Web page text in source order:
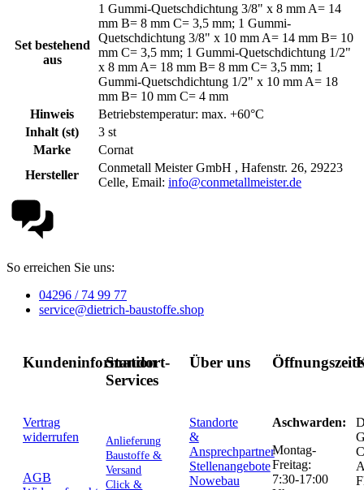
Set bestehend
aus
1 Gummi-Quetschdichtung 3/8" x 8 mm A= 14
mm B= 8 mm C= 3,5 mm; 1 Gummi-
Quetschdichtung 3/8" x 10 mm A= 14 mm B= 10
mm C= 3,5 mm; 1 Gummi-Quetschdichtung 1/2"
x 8 mm A= 18 mm B= 8 mm C= 3,5 mm; 1
Gummi-Quetschdichtung 1/2" x 10 mm A= 18
mm B= 10 mm C= 4 mm
Hinweis
Betriebstemperatur: max. +60°C
Inhalt (st)
3 st
Marke
Cornat
Hersteller
Conmetall Meister GmbH , Hafenstr. 26, 29223
Celle, Email: info@conmetallmeister.de
So erreichen Sie uns:
04296 / 74 99 77
service@dietrich-baustoffe.shop
Kundeninformation
Vertrag
widerrufen
AGB
Standort-
Services
Anlieferung
Baustoffe &
Versand
Click &
Über uns
Standorte
&
Ansprechpartner
Stellenangebote
Nowebau
Aschwarden:
Montag-
Freitag:
7:30-17:00